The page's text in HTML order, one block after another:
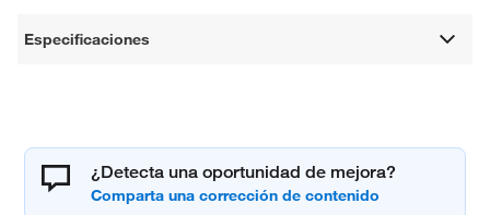
Especificaciones
¿Detecta una oportunidad de mejora?